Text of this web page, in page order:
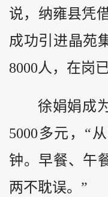
说，纳雍县凭
成功引进晶苑
8000人，在岗
徐娟娟成
5000多元，“
钟。早餐、午
两不耽误。”